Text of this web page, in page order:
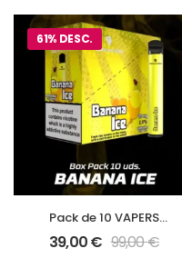
61% DESC.
Pack de 10 VAPERS
Diamond Mist Sabor
Banana Ice
39,00€ 99,00€